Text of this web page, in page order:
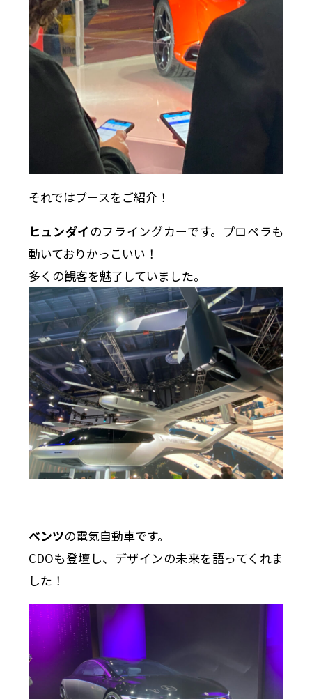
それではブースをご紹介！
ヒュンダイのフライングカーです。プロペラも
動いておりかっこいい！
多くの観客を魅了していました。
ベンツの電気自動車です。
CDOも登壇し、デザインの未来を語ってくれま
した！